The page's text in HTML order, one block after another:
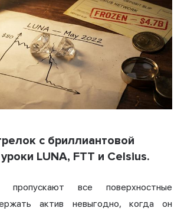
с бриллиантовой
LUNA, FTT и Celsius.
все поверхностные
актив невыгодно, когда он